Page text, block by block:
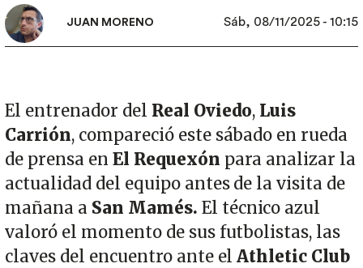
JUAN MORENO Sáb, 08/11/2025 - 10:15
El entrenador del Real Oviedo, Luis
Carrión, compareció este sábado en rueda
de prensa en El Requexón para analizar la
actualidad del equipo antes de la visita de
mañana a San Mamés. El técnico azul
valoró el momento de sus futbolistas, las
claves del encuentro ante elAthletic Club